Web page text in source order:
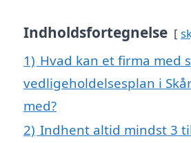
Indholdsfortegnelse
1) Hvad kan et firma med
vedligeholdelsesplan i
med?
2) Indhent altid mindst 3